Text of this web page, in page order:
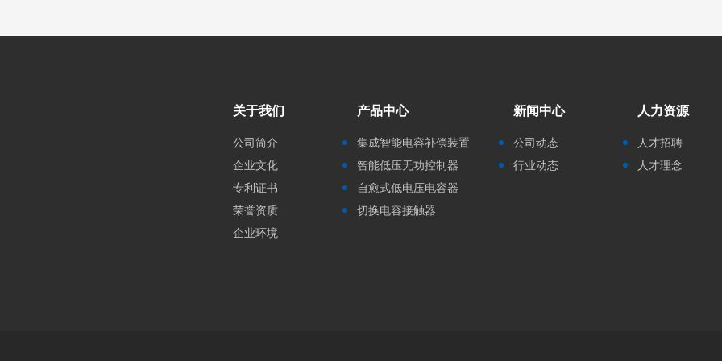
关于我们
公司简介
企业文化
专利证书
荣誉资质
企业环境
产品中心
集成智能电容补偿装置
智能低压无功控制器
自愈式低电压电容器
切换电容接触器
新闻中心
公司动态
行业动态
人力资源
人才招聘
人才理念